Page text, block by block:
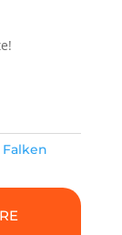
lei.
Falken